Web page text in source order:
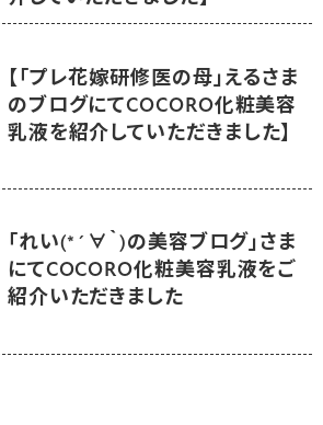
【「プレ花嫁研修医の母」えるさま
のブログにてCOCORO化粧美容
乳液を紹介していただきました】
「れい(*´∀｀)の美容ブログ」さま
にてCOCORO化粧美容乳液をご
紹介いただきました